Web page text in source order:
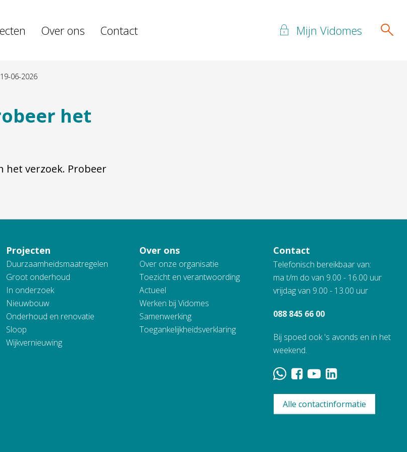
Over ons Contact Mijn Vidomes
06-2026
het
het verzoek. Probeer
Projecten
Duurzaamheidsmaatregelen
Groot onderhoud
In onderzoek
Nieuwbouw
Onderhoud en renovatie
Sloop
Wijkvernieuwing
Over ons
Over onze organisatie
Toezicht en verantwoording
Actueel
Werken bij Vidomes
Samenwerking
Toegankelijkheidsverklaring
Contact
Telefonisch bereikbaar van:
ma t/m do van 9.00 - 16.00 uur
vrijdag van 9.00 - 13.00 uur
088 845 66 00
Bij spoed ook 's avonds en in het
weekend.
Alle contactinformatie